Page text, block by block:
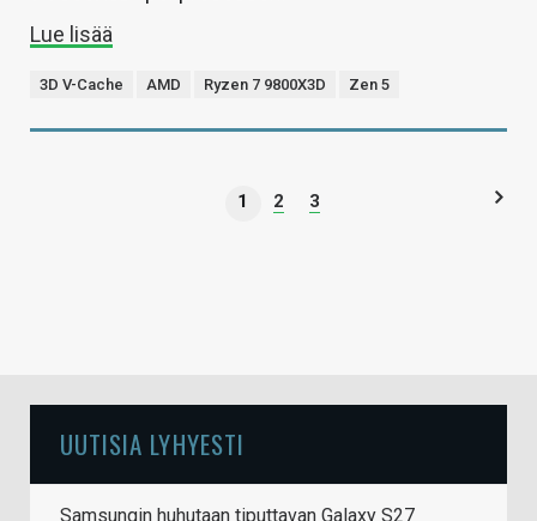
Lue lisää
3D V-Cache AMD Ryzen 7 9800X3D Zen 5
1 2 3
UUTISIA LYHYESTI
Samsungin huhutaan tiputtavan Galaxy S27